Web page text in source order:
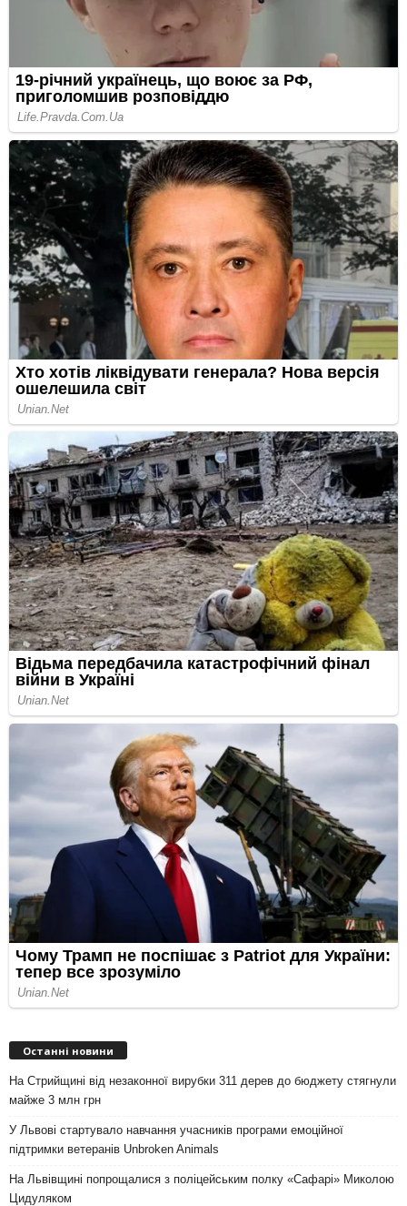
Останні новини
На Стрийщині від незаконної вирубки 311 дерев до бюджету стягнули
майже 3 млн грн
У Львові стартувало навчання учасників програми емоційної
підтримки ветеранів Unbroken Animals
На Львівщині попрощалися з поліцейським полку «Сафарі» Миколою
Цидуляком